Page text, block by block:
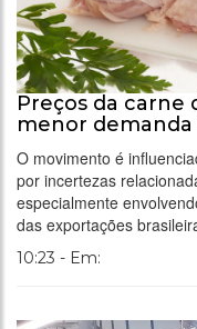
Preços da carne
menor
O movimento é
por incertezas
especialmente
das exportações
10:23 - Em: